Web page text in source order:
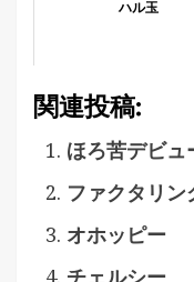
ハル玉
関連投稿:
ほろ苦デビュ
ファクタリン
オホッピー
チェルシー